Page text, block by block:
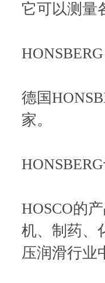
它可以测量
德国
家。
HOSCO的
机、制药、
压润滑行业